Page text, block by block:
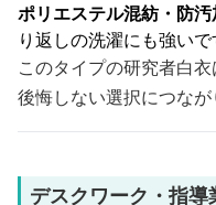
ポリエステル混紡・防
り返しの洗濯にも強いで
このタイプの研究者白衣
後悔しない選択につなが
デスクワーク・指